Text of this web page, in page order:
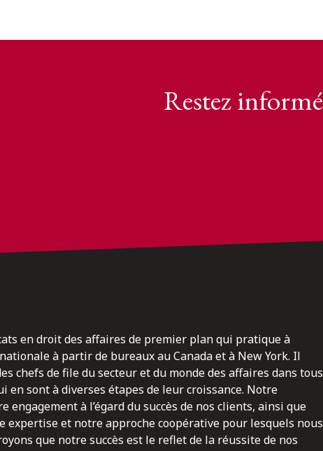
Restez informé
en droit des affaires de premier plan qui pratique à
à partir de bureaux au Canada et à New York. Il
chefs de file du secteur et du monde des affaires dans tous
en sont à diverses étapes de leur croissance. Notre
à l’égard du succès de nos clients, ainsi que
expertise et notre approche coopérative pour lesquels nous
que notre succès est le reflet de la réussite de nos